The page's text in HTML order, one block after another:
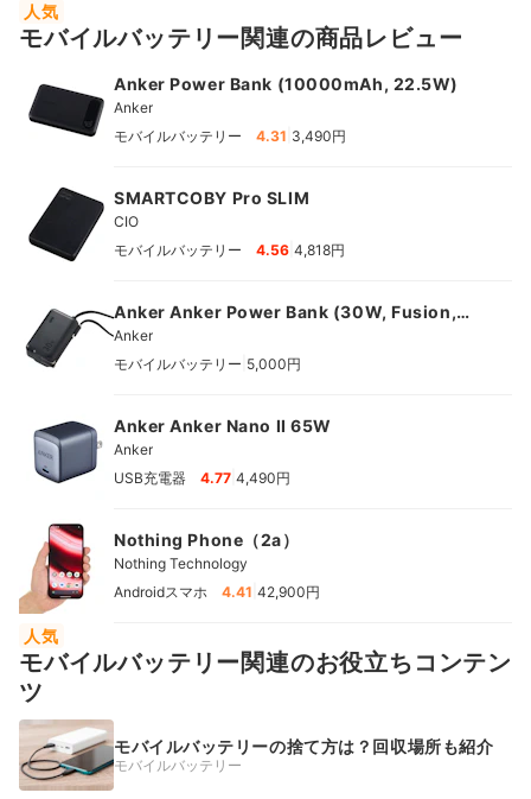
人気
モバイルバッテリー関連の商品レビュー
Anker Power Bank (10000mAh, 22.5W)
Anker
モバイルバッテリー
4.31 3,490円
SMARTCOBY Pro SLIM
CIO
モバイルバッテリー
4.56 4,818円
Anker Anker Power Bank (30W, Fusion,
Built-In USB-C ケーブル)
Anker
モバイルバッテリー 5,000円
Anker Anker Nano II 65W
Anker
USB充電器
4.77 4,490円
Nothing Phone（2a）
Nothing Technology
Androidスマホ
4.41 42,900円
人気
モバイルバッテリー関連のお役立ちコンテン
ツ
モバイルバッテリーの捨て方は？回収場所も紹介
モバイルバッテリー